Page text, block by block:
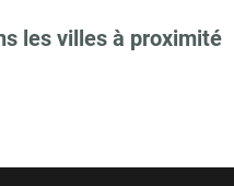
les villes à proximité